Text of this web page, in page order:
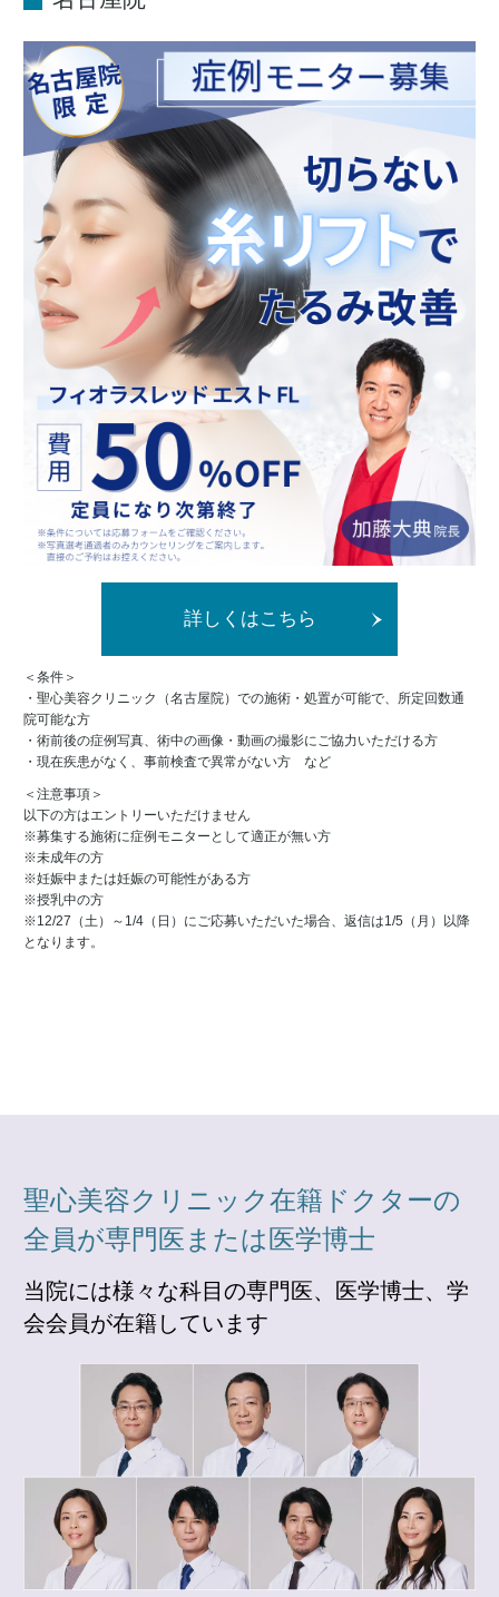
詳しくはこちら
＜条件＞
・聖心美容クリニック（名古屋院）での施術・処置が可能で、所定回数通
院可能な方
・術前後の症例写真、術中の画像・動画の撮影にご協力いただける方
・現在疾患がなく、事前検査で異常がない方 など
＜注意事項＞
以下の方はエントリーいただけません
※募集する施術に症例モニターとして適正が無い方
※未成年の方
※妊娠中または妊娠の可能性がある方
※授乳中の方
※12/27（土）～1/4（日）にご応募いただいた場合、返信は1/5（月）以降
となります。
聖心美容クリニック在籍ドクターの
全員が専門医または医学博士
当院には様々な科目の専門医、医学博士、学
会会員が在籍しています